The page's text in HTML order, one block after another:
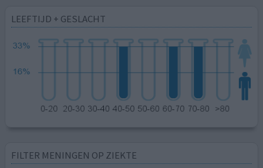
LEEFTIJD + GESLACHT
FILTER MENINGEN OP ZIEKTE